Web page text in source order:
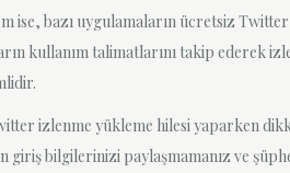
ise, bazı uygulamaların ücretsiz Twitter
kullanım talimatlarını takip ederek
izlenme yükleme hilesi yaparken
giriş bilgilerinizi paylaşmamanız ve